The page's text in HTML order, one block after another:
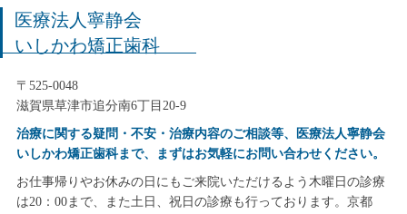
医療法人寧静会
いしかわ矯正歯科
〒525-0048
滋賀県草津市追分南6丁目20-9
治療に関する疑問・不安・治療内容のご相談等、医療法人寧静会
いしかわ矯正歯科まで、まずはお気軽にお問い合わせください。
お仕事帰りやお休みの日にもご来院いただけるよう木曜日の診療
は20：00まで、また土日、祝日の診療も行っております。京都